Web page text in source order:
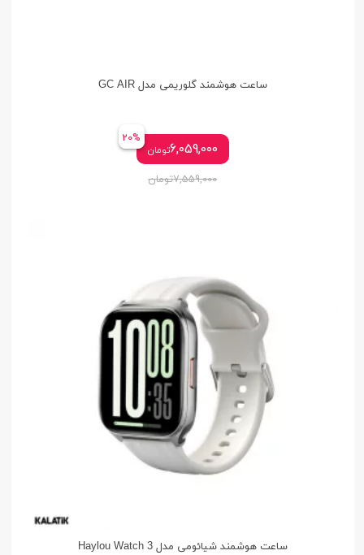
ساعت هوشمند گلوریمی مدل GC AIR
6,059,000تومان
20%
7,559,000تومان
ساعت هوشمند شیائومی مدل Haylou Watch 3